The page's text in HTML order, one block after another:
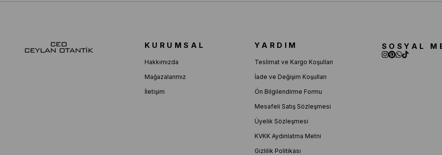
KURUMSAL
Hakkımızda
Mağazalarımız
İletişim
YARDIM
Teslimat ve Kargo Koşulları
İade ve Değişim Koşulları
Ön Bilgilendirme Formu
Mesafeli Satış Sözleşmesi
Üyelik Sözleşmesi
KVKK Aydınlatma Metni
Gizlilik Politikası
SOSYAL